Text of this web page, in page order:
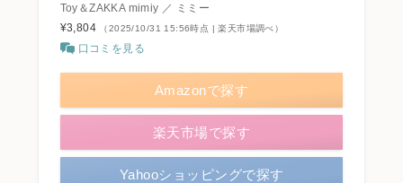
Toy＆ZAKKA mimiy ／ ミミー
¥3,804
（2025/10/31 15:56時点 | 楽天市場調べ）
口コミを見る
Amazonで探す
楽天市場で探す
Yahooショッピングで探す